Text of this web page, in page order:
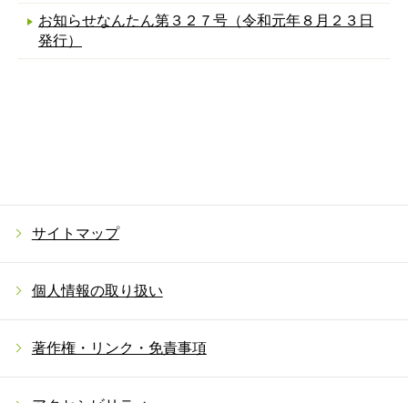
お知らせなんたん第３２７号（令和元年８月２３日
発行）
サイトマップ
個人情報の取り扱い
著作権・リンク・免責事項